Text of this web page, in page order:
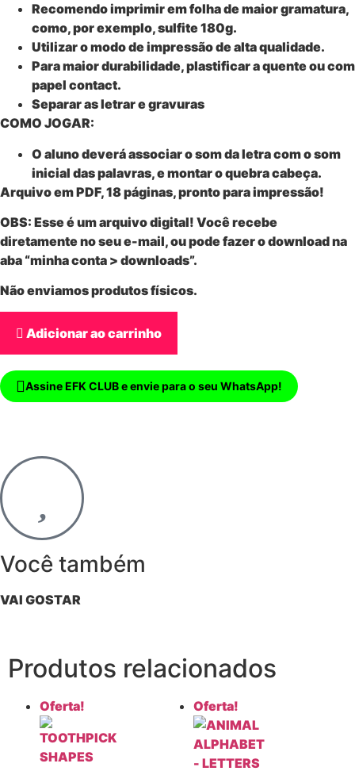
Recomendo imprimir em folha de maior gramatura,
como, por exemplo, sulfite 180g.
Utilizar o modo de impressão de alta qualidade.
Para maior durabilidade, plastificar a quente ou com
papel contact.
Separar as letrar e gravuras
COMO JOGAR:
O aluno deverá associar o som da letra com o som
inicial das palavras, e montar o quebra cabeça.
Arquivo em PDF, 18 páginas, pronto para impressão!
OBS: Esse é umarquivo digital! Você recebe
diretamente no seu e-mail, ou pode fazer o download na
aba “minha conta > downloads”.
Não enviamos produtos físicos.
Adicionar ao carrinho
Assine EFK CLUB e envie para o seu WhatsApp!
Você também
VAI GOSTAR
Produtos relacionados
Oferta! Oferta!